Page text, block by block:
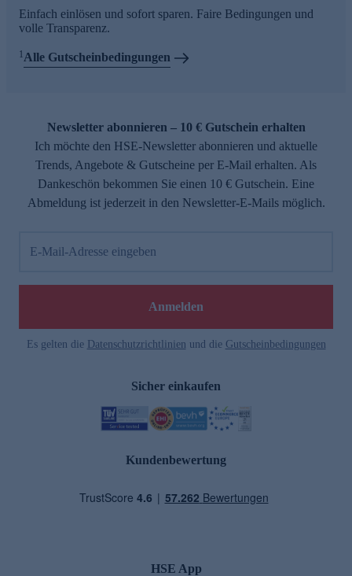
Einfach einlösen und sofort sparen. Faire Bedingungen und
volle Transparenz.
1Alle Gutscheinbedingungen
Newsletter abonnieren – 10 € Gutschein erhalten
Ich möchte den HSE-Newsletter abonnieren und aktuelle
Trends, Angebote & Gutscheine per E-Mail erhalten. Als
Dankeschön bekommen Sie einen 10 € Gutschein. Eine
Abmeldung ist jederzeit in den Newsletter-E-Mails möglich.
E-Mail-Adresse eingeben
Anmelden
Es gelten die Datenschutzrichtlinien und die Gutscheinbedingungen
Sicher einkaufen
Kundenbewertung
HSE App